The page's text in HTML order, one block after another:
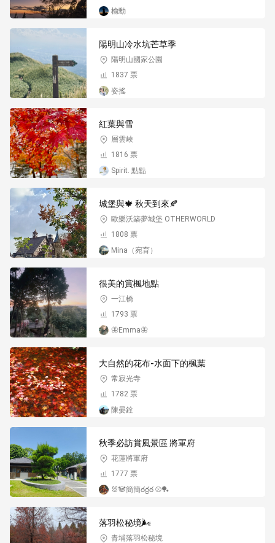
榆勳
陽明山冷水坑芒草季
陽明山國家公園
1837 票
姿搖
紅葉與雪
層雲峽
1816 票
Spirit. 點點
城堡與🍁 秋天到來🍂
歐樂沃築夢城堡 OTHERWORLD
1808 票
Mina（宛育）
很美的賞楓地點
一江橋
1793 票
🦋Emma🦋
大自然的花布-水面下的楓葉
常寂光寺
1782 票
陳晏銓
秋季必訪賞風景區 將軍府
花蓮將軍府
1777 票
🐰🐼簡簡ఠఠ్రఠ ⚾️🏓
落羽松秘境🌬️
青埔落羽松秘境